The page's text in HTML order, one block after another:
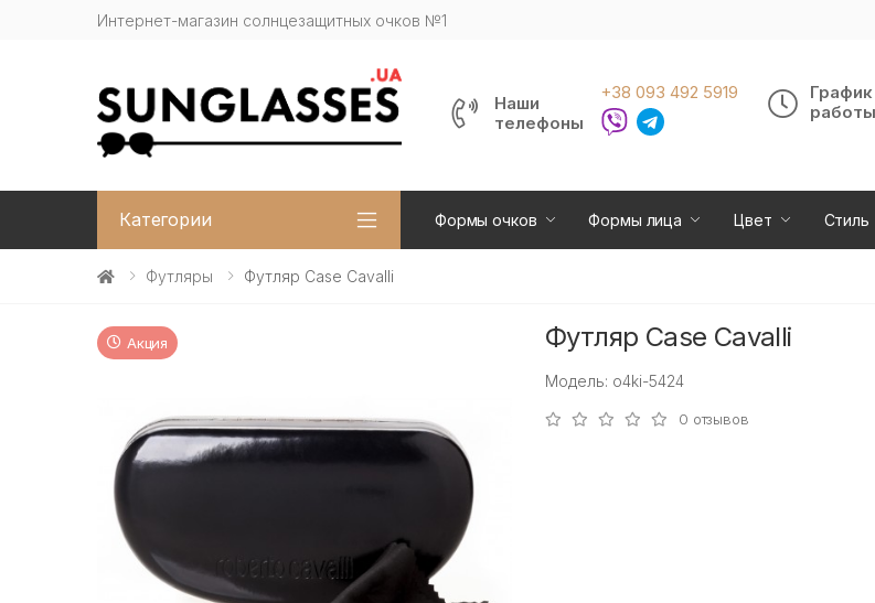
Интернет-магазин солнцезащитных очков №1
Наши
телефоны
+38 093 492 5919
График
работы
Категории Формы очков Формы лица Цвет Стиль
Футляры Футляр Case Cavalli
Акция Футляр Case Cavalli
Модель: o4ki-5424
0 отзывов